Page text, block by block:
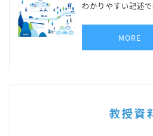
わかりやすい記述
MORE
教授資